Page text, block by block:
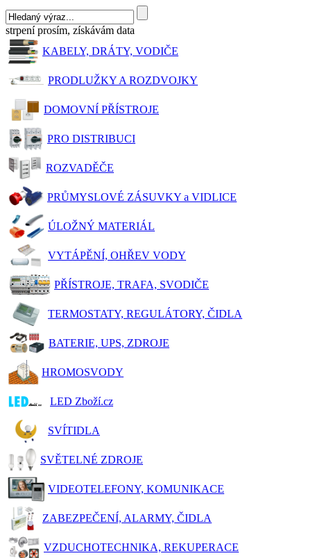
strpení prosím, získávám data
KABELY, DRÁTY, VODIČE
PRODLUŽKY A ROZDVOJKY
DOMOVNÍ PŘÍSTROJE
PRO DISTRIBUCI
ROZVADĚČE
PRŮMYSLOVÉ ZÁSUVKY a VIDLICE
ÚLOŽNÝ MATERIÁL
VYTÁPĚNÍ, OHŘEV VODY
PŘÍSTROJE, TRAFA, SVODIČE
TERMOSTATY, REGULÁTORY, ČIDLA
BATERIE, UPS, ZDROJE
HROMOSVODY
LED Zboží.cz
SVÍTIDLA
SVĚTELNÉ ZDROJE
VIDEOTELEFONY, KOMUNIKACE
ZABEZPEČENÍ, ALARMY, ČIDLA
VZDUCHOTECHNIKA, REKUPERACE